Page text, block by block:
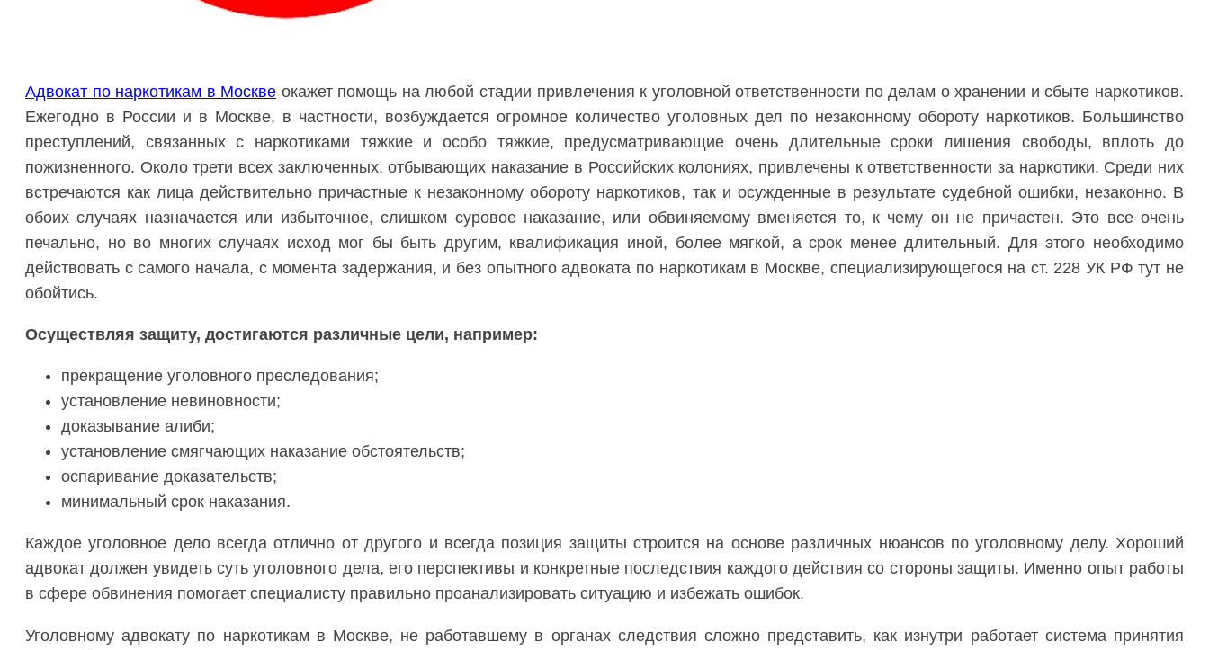
Адвокат по наркотикам в Москве окажет помощь на любой стадии привлечения к уголовной ответственности по делам о хранении и сбыте наркотиков.
Ежегодно в России и в Москве, в частности, возбуждается огромное количество уголовных дел по незаконному обороту наркотиков. Большинство
преступлений, связанных с наркотиками тяжкие и особо тяжкие, предусматривающие очень длительные сроки лишения свободы, вплоть до
пожизненного. Около трети всех заключенных, отбывающих наказание в Российских колониях, привлечены к ответственности за наркотики. Среди них
встречаются как лица действительно причастные к незаконному обороту наркотиков, так и осужденные в результате судебной ошибки, незаконно. В
обоих случаях назначается или избыточное, слишком суровое наказание, или обвиняемому вменяется то, к чему он не причастен. Это все очень
печально, но во многих случаях исход мог бы быть другим, квалификация иной, более мягкой, а срок менее длительный. Для этого необходимо
действовать с самого начала, с момента задержания, и без опытного адвоката по наркотикам в Москве, специализирующегося на ст. 228 УК РФ тут не
обойтись.
Осуществляя защиту, достигаются различные цели, например:
прекращение уголовного преследования;
установление невиновности;
доказывание алиби;
установление смягчающих наказание обстоятельств;
оспаривание доказательств;
минимальный срок наказания.
Каждое уголовное дело всегда отлично от другого и всегда позиция защиты строится на основе различных нюансов по уголовному делу. Хороший
адвокат должен увидеть суть уголовного дела, его перспективы и конкретные последствия каждого действия со стороны защиты. Именно опыт работы
в сфере обвинения помогает специалисту правильно проанализировать ситуацию и избежать ошибок.
Уголовному адвокату по наркотикам в Москве, не работавшему в органах следствия сложно представить, как изнутри работает система принятия